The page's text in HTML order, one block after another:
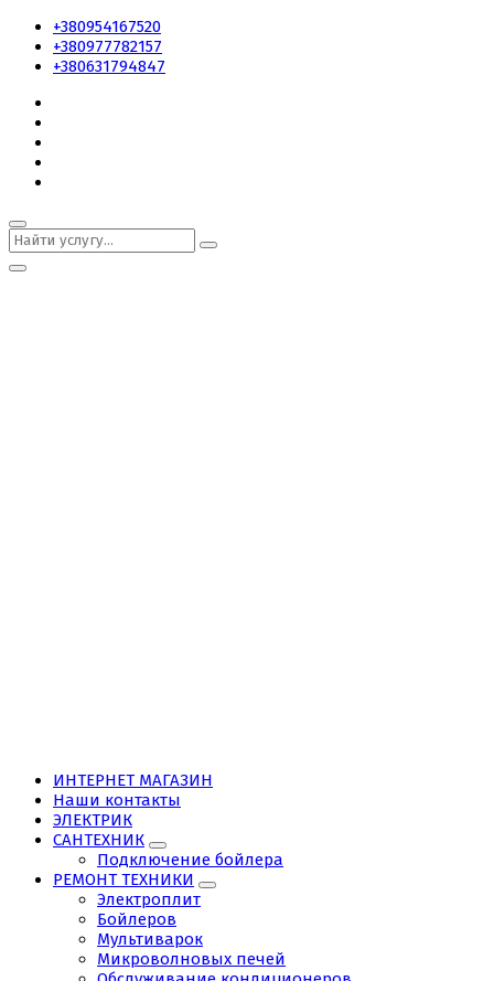
+380954167520
+380977782157
+380631794847
ИНТЕРНЕТ МАГАЗИН
Наши контакты
ЭЛЕКТРИК
САНТЕХНИК
Подключение бойлера
РЕМОНТ ТЕХНИКИ
Электроплит
Бойлеров
Мультиварок
Микроволновых печей